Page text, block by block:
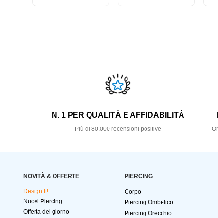
N. 1 PER QUALITÀ E AFFIDABILITÀ
Più di 80.000 recensioni positive
NOVITÀ & OFFERTE
Design It!
Nuovi Piercing
Offerta del giorno
PIERCING
Corpo
Piercing Ombelico
Piercing Orecchio